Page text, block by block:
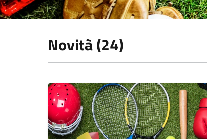
Novità (24)